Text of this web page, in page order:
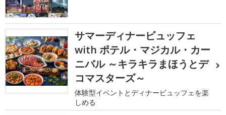
サマーディナービュッフェ
with ポテル・マジカル・カー
ニバル ～キラキラまほうとデ
コマスターズ～
体験型イベントとディナービュッフェを楽
しめる